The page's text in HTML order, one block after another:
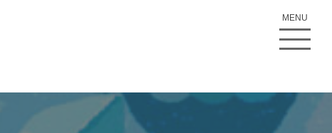
MENU